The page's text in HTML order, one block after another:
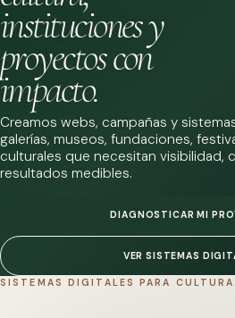
instituciones y
proyectos con
impacto.
Creamos webs, campañas y
galerías, museos, fundaciones,
culturales que necesitan visibilidad,
resultados medibles.
DIAGNOSTICAR MI
VER SISTEMAS
SISTEMAS DIGITALES PARA CULTURA